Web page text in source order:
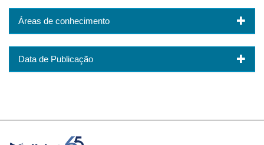
Áreas de conhecimento
Data de Publicação